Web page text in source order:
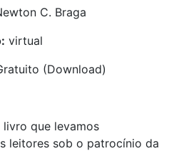
C. Braga
virtual
(Download)
livro que levamos
leitores sob o patrocínio da